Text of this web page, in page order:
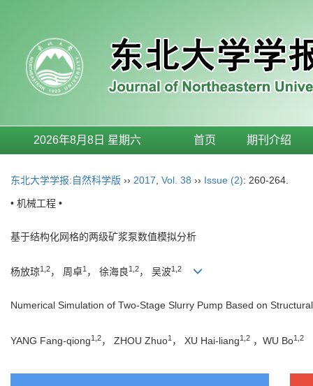
2026年8月8日 星期六 首页 期刊介绍
东北大学学报:自然科学版 ›› 2017 Vol. 38 ›› Issue (2): 260-264.
• 机械工程 •
基于结构化网格的两级矿浆泵数值模拟分析
杨放琼1,2， 周卓1 ， 徐海良1,2， 吴波1,2
Numerical Simulation of Two-Stage Slurry Pump Based on
YANG Fang-qiong1,2， ZHOU Zhuo1 ， XU Hai-liang1,2 ，WU Bo1,2